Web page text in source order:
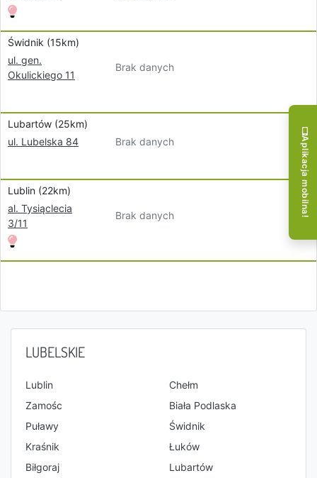
Świdnik (15km)
ul. gen.
Okulickiego 11
Brak danych
Lubartów (25km)
ul. Lubelska 84
Brak danych
Lublin (22km)
al. Tysiąclecia
3/11
Brak danych
LUBELSKIE
Lublin
Chełm
Zamośc
Biała Podlaska
Puławy
Świdnik
Kraśnik
Łuków
Biłgoraj
Lubartów
Aplikacja mobilna!